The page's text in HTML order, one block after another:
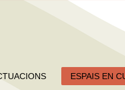
ESPAIS EN